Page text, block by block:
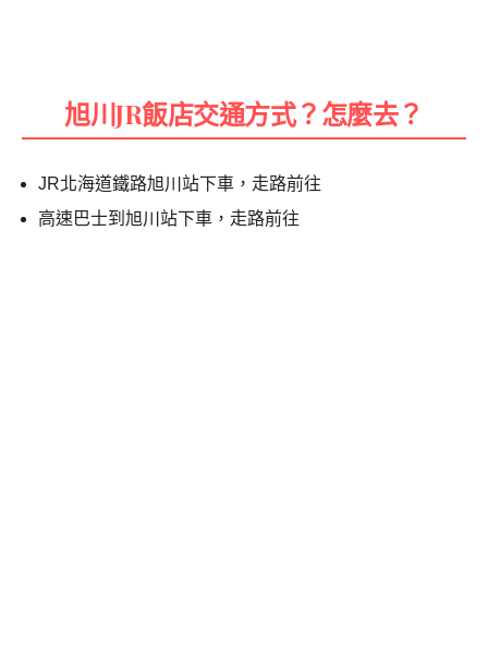
旭川JR飯店交通方式？怎麼去？
JR北海道鐵路旭川站下車，走路前往
高速巴士到旭川站下車，走路前往